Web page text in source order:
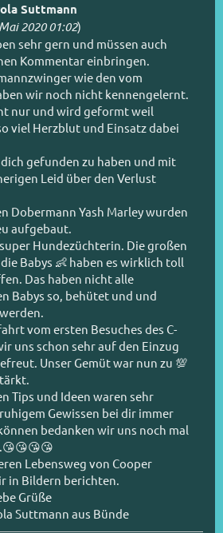
Suttmann
2020 01:02)
sehr gern und müssen auch
Kommentar einbringen.
wie den vom
wir noch nicht kennengelernt.
nur und wird geformt weil
viel Herzblut und Einsatz dabei
gefunden zu haben und mit
Leid über den Verlust
Dobermann Yash Marley wurden
aufgebaut.
Hundezüchterin. Die großen
Babys 👶 haben es wirklich toll
Das haben nicht alle
Babys so, behütet und und
vom ersten Besuches des C-
uns schon sehr auf den Einzug
Unser Gemüt war nun zu 💯
Tips und Ideen waren sehr
Gewissen bei dir immer
bedanken wir uns noch mal
Lebensweg von Cooper
in Bildern berichten.
Grüße
Suttmann aus Bünde